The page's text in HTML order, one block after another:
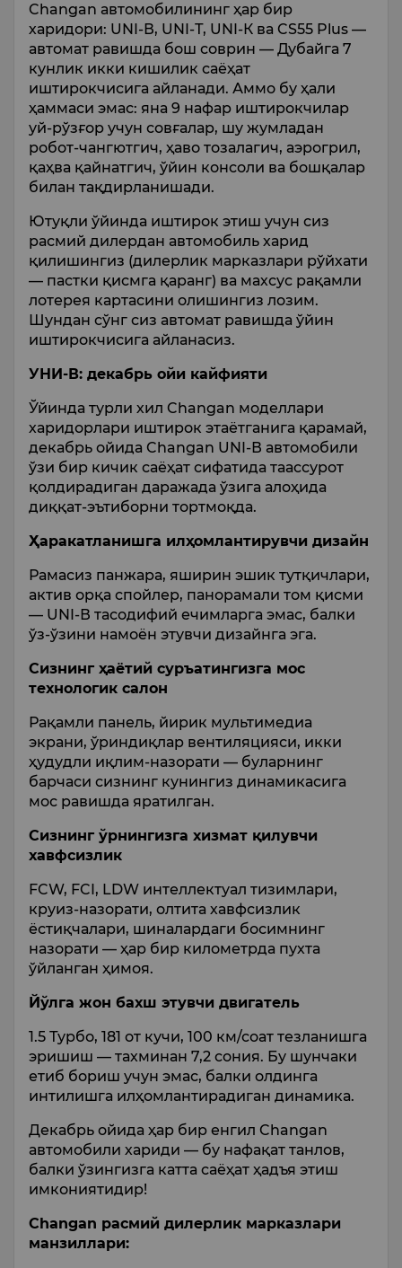
Changan автомобилининг ҳар бир
харидори: UNI-В, UNI-Т, UNI-К ва CS55 Plus —
автомат равишда бош соврин — Дубайга 7
кунлик икки кишилик саёҳат
иштирокчисига айланади. Аммо бу ҳали
ҳаммаси эмас: яна 9 нафар иштирокчилар
уй-рўзғор учун совғалар, шу жумладан
робот-чангютгич, ҳаво тозалагич, аэрогрил,
қаҳва қайнатгич, ўйин консоли ва бошқалар
билан тақдирланишади.
Ютуқли ўйинда иштирок этиш учун сиз
расмий дилердан автомобиль харид
қилишингиз (дилерлик марказлари рўйхати
— пастки қисмга қаранг) ва махсус рақамли
лотерея картасини олишингиз лозим.
Шундан сўнг сиз автомат равишда ўйин
иштирокчисига айланасиз.
УНИ-В: декабрь ойи кайфияти
Ўйинда турли хил Changan моделлари
харидорлари иштирок этаётганига қарамай,
декабрь ойида Changan UNI-В автомобили
ўзи бир кичик саёҳат сифатида таассурот
қолдирадиган даражада ўзига алоҳида
диққат-эътиборни тортмоқда.
Ҳаракатланишга илҳомлантирувчи дизайн
Рамасиз панжара, яширин эшик тутқичлари,
актив орқа спойлер, панорамали том қисми
— UNI-В тасодифий ечимларга эмас, балки
ўз-ўзини намоён этувчи дизайнга эга.
Сизнинг ҳаётий суръатингизга мос
технологик салон
Рақамли панель, йирик мультимедиа
экрани, ўриндиқлар вентиляцияси, икки
ҳудудли иқлим-назорати — буларнинг
барчаси сизнинг кунингиз динамикасига
мос равишда яратилган.
Сизнинг ўрнингизга хизмат қилувчи
хавфсизлик
FCW, FCI, LDW интеллектуал тизимлари,
круиз-назорати, олтита хавфсизлик
ёстиқчалари, шиналардаги босимнинг
назорати — ҳар бир километрда пухта
ўйланган ҳимоя.
Йўлга жон бахш этувчи двигатель
1.5 Турбо, 181 от кучи, 100 км/соат тезланишга
эришиш — тахминан 7,2 сония. Бу шунчаки
етиб бориш учун эмас, балки олдинга
интилишга илҳомлантирадиган динамика.
Декабрь ойида ҳар бир енгил Changan
автомобили хариди — бу нафақат танлов,
балки ўзингизга катта саёҳат ҳадъя этиш
имкониятидир!
Changan расмий дилерлик марказлари
манзиллари: